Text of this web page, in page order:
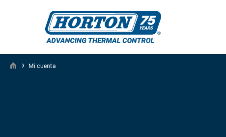
› Mi cuenta